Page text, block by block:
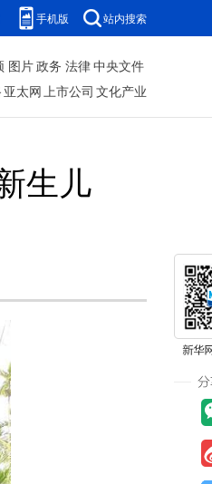
手机版 站内搜索
图片政务 法律中央文件
亚太网上市公司 文化产业
生儿